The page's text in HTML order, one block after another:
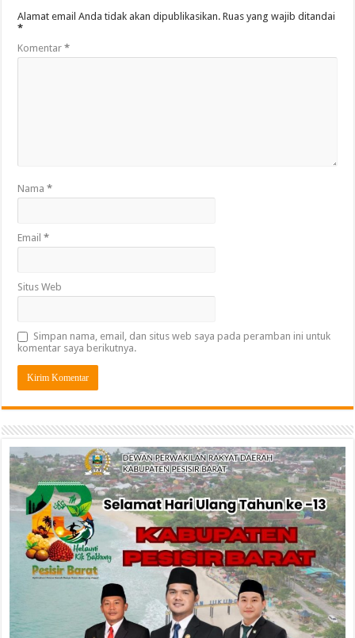
Alamat email Anda tidak akan dipublikasikan. Ruas yang wajib ditandai
*
Komentar*
Nama*
Email*
Situs Web
Simpan nama, email, dan situs web saya pada peramban ini untuk
komentar saya berikutnya.